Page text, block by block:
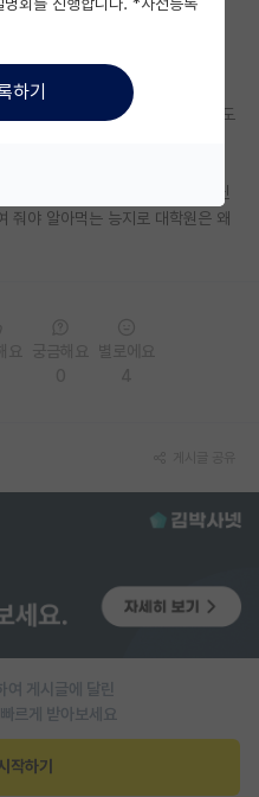
박사과정생 입니다.
일로 공지하고 카톡으로 알려줘도
팔짝 뛰겠습니다.
가림은 혼자서 잘 해야되는것 아닌
줘야 알아먹는 능지로 대학원은 왜
여 게시글에 달린
르게 받아보세요
작하기
하기